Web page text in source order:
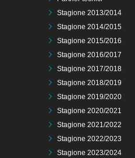
Stagione 2013/2014
Stagione 2014/2015
Stagione 2015/2016
Stagione 2016/2017
Stagione 2017/2018
Stagione 2018/2019
Stagione 2019/2020
Stagione 2020/2021
Stagione 2021/2022
Stagione 2022/2023
Stagione 2023/2024